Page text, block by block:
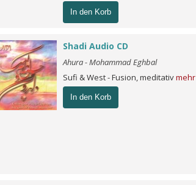
In den Korb
Shadi Audio CD
Ahura - Mohammad Eghbal
Sufi & West - Fusion, meditativmehr
In den Korb